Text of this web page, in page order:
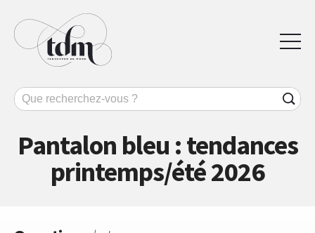
Pantalon bleu : tendances
printemps/été 2026